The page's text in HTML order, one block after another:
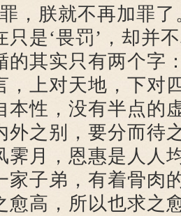
朕就不再加罪了
只是‘畏罚’，却并
的其实只有两个字
，上对天地，下对
本性，没有半点的
外之别，要分而待
霁月，恩惠是人人
家子弟，有着骨肉
愈高，所以也求之